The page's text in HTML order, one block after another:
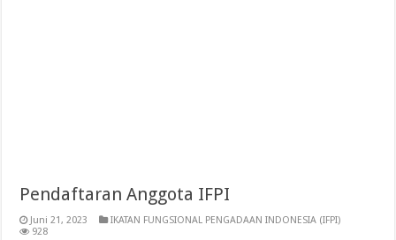
Pendaftaran Anggota IFPI
Juni 21, 2023
IKATAN FUNGSIONAL PENGADAAN INDONESIA (IFPI)
928